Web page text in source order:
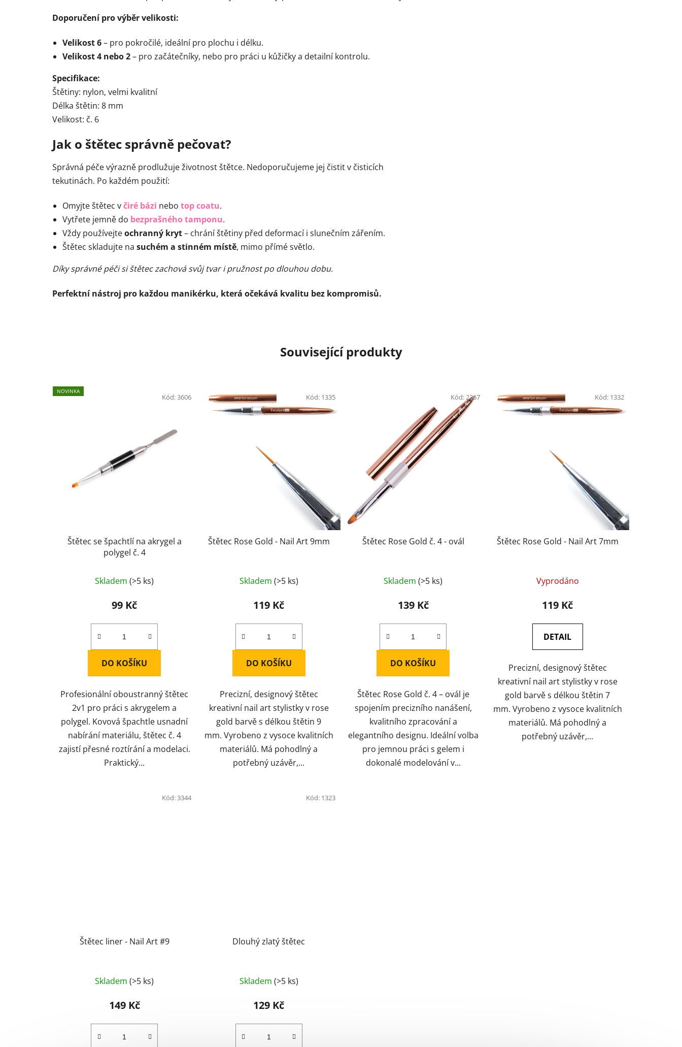
Doporučení pro výběr velikosti:
Velikost 6– pro pokročilé, ideální pro plochu i délku.
Velikost 4 nebo 2– pro začátečníky, nebo pro práci u kůžičky a detailní kontrolu.
Specifikace:
Štětiny: nylon, velmi kvalitní
Délka štětin: 8 mm
Velikost: č. 6
Jak o štětec správně pečovat?
Správná péče výrazně prodlužuje životnost štětce. Nedoporučujeme jej čistit v čisticích
tekutinách. Po každém použití:
Omyjte štětec včiré bázi nebo top coatu.
Vytřete jemně do bezprašného tamponu.
Vždy používejteochranný kryt– chrání štětiny před deformací i slunečním zářením.
Štětec skladujte na suchém a stinném místě, mimo přímé světlo.
Díky správné péči si štětec zachová svůj tvar i pružnost po dlouhou dobu.
Perfektní nástroj pro každou manikérku, která očekává kvalitu bez kompromisů.
Související produkty
NOVINKA
Štětec se špachtlí na akrygel a
polygel č. 4
Skladem(>5 ks)
99 Kč
DO KOŠÍKU
Profesionální oboustranný štětec
2v1 pro práci s akrygelem a
polygel. Kovová špachtle usnadní
nabírání materiálu, štětec č. 4
zajistí přesné roztírání a modelaci.
Praktický...
Kód:3606
Štětec Rose Gold - Nail Art 9mm
hodnocení
produktu
5,0
z
hvězdiček.
Skladem (>5 ks)
119 Kč
DO KOŠÍKU
Precizní, designový štětec
kreativní nail art stylistky v rose
gold barvě s délkou štětin 9
mm. Vyrobeno z vysoce kvalitních
materiálů. Má pohodlný a
potřebný uzávěr,...
Kód: 1335
Štětec Rose Gold č. 4 - ovál
Skladem(>5 ks)
139 Kč
DO KOŠÍKU
Štětec Rose Gold č. 4 – ovál je
spojením precizního nanášení,
kvalitního zpracování a
elegantního designu. Ideální volba
pro jemnou práci s gelem i
dokonalé modelování v...
Kód:2367
Štětec Rose Gold - Nail Art 7mm
hodnocení
produktu
5,0
z
hvězdiček.
Vyprodáno
119 Kč
DETAIL
Precizní, designový štětec
kreativní nail art stylistky v rose
gold barvě s délkou štětin 7
mm. Vyrobeno z vysoce kvalitních
materiálů. Má pohodlný a
potřebný uzávěr,...
Kód: 1332
Štětec liner - Nail Art #9
Skladem(>5 ks)
149 Kč
Kód:3344
Dlouhý zlatý štětec
Skladem (>5 ks)
129 Kč
Kód: 1323